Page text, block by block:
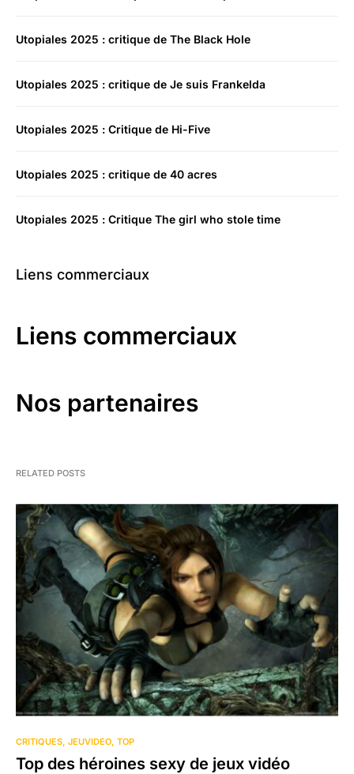
Utopiales 2025 : critique de The Black Hole
Utopiales 2025 : critique de Je suis Frankelda
Utopiales 2025 : Critique de Hi-Five
Utopiales 2025 : critique de 40 acres
Utopiales 2025 : Critique The girl who stole time
Liens commerciaux
Liens commerciaux
Nos partenaires
RELATED POSTS
CRITIQUES JEUVIDEO TOP
Top des héroines sexy de jeux vidéo